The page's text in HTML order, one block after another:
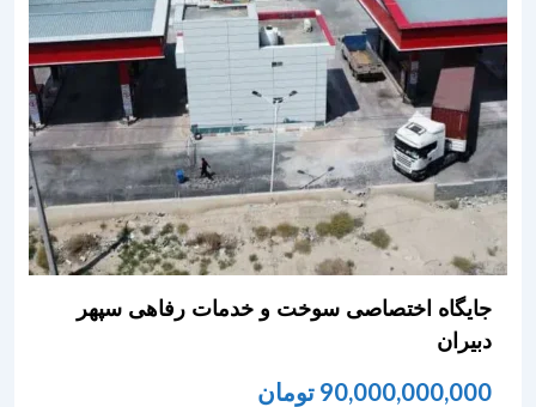
جایگاه اختصاصی سوخت و خدمات رفاهی سپهر
دبیران
90,000,000,000 تومان